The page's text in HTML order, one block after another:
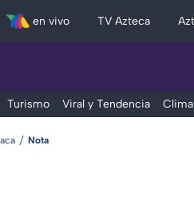
en vivo TV Azteca
Turismo Viral y Tendencia Clima
Nota